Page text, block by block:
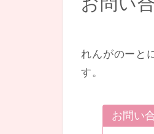
れんがのーと
す。
お問い